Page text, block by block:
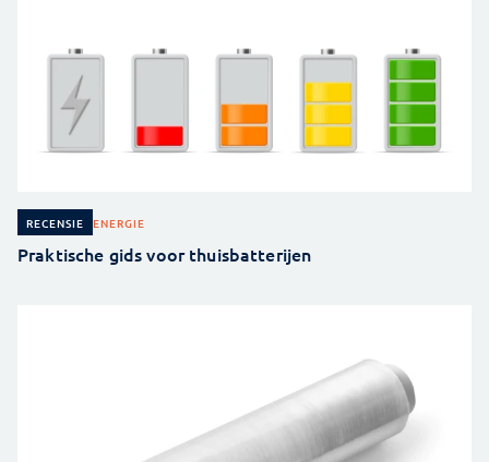
RECENSIE ENERGIE
Praktische gids voor thuisbatterijen